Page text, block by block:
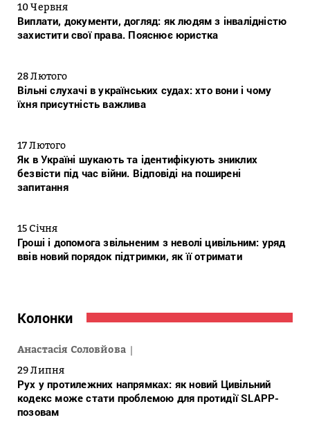
10 Червня
Виплати, документи, догляд: як людям з інвалідністю
захистити свої права. Пояснює юристка
28 Лютого
Вільні слухачі в українських судах: хто вони і чому
їхня присутність важлива
17 Лютого
Як в Україні шукають та ідентифікують зниклих
безвісти під час війни. Відповіді на поширені
запитання
15 Січня
Гроші і допомога звільненим з неволі цивільним: уряд
ввів новий порядок підтримки, як її отримати
Колонки
Анастасія Соловйова
29 Липня
Рух у протилежних напрямках: як новий Цивільний
кодекс може стати проблемою для протидії SLAPP-
позовам